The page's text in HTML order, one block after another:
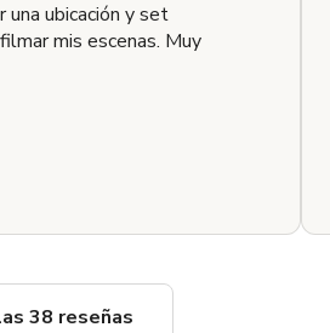
una ubicación y set
mis escenas. Muy
38 reseñas